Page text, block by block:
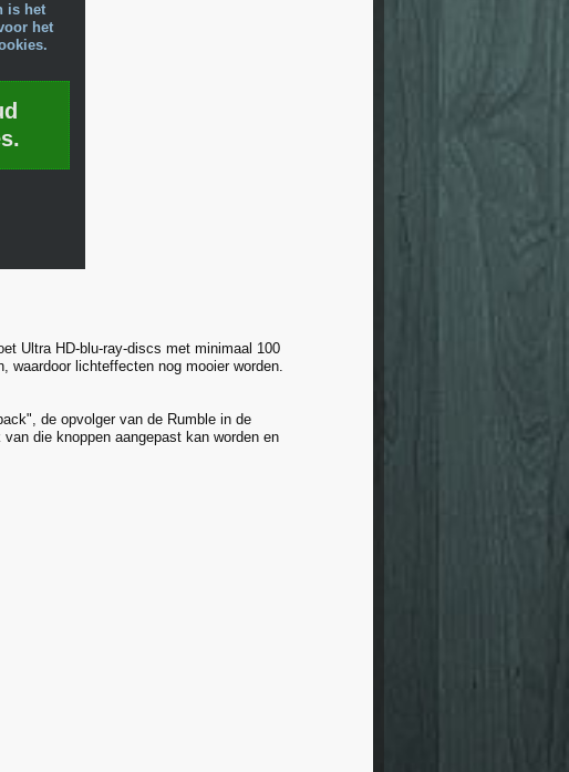
is het
het
Ultra HD-blu-ray-discs met minimaal 100
waardoor lichteffecten nog mooier worden.
de opvolger van de Rumble in de
die knoppen aangepast kan worden en